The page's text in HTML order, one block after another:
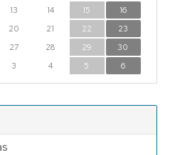
13 14 15
16
20 21 22
23
27 28 29
30
3 4 5 6